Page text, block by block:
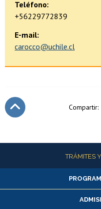
Teléfono:
+56229772839
E-mail:
carocco@uchile.cl
Compartir:
Más información
TRÁMITES
Alumnas/